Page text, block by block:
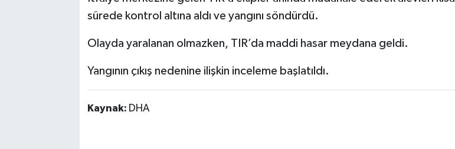
sürede kontrol altına aldı ve yangını söndürdü.
Olayda yaralanan olmazken, TIR’da maddi hasar meydana geldi.
Yangının çıkış nedenine ilişkin inceleme başlatıldı.
Kaynak: DHA